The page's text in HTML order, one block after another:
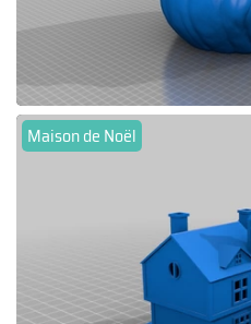
Maison de Noël